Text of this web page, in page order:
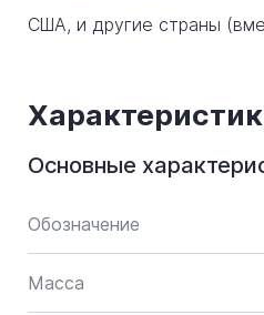
США, и другие страны
Основные
Обозначение
Масса